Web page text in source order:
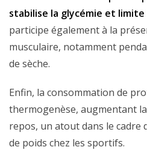
stabilise la glycémie et
participe également à la
musculaire, notamment
de sèche.
Enfin, la consommation de
thermogenèse, augmentant
repos, un atout dans le cadre
de poids chez les sportifs.